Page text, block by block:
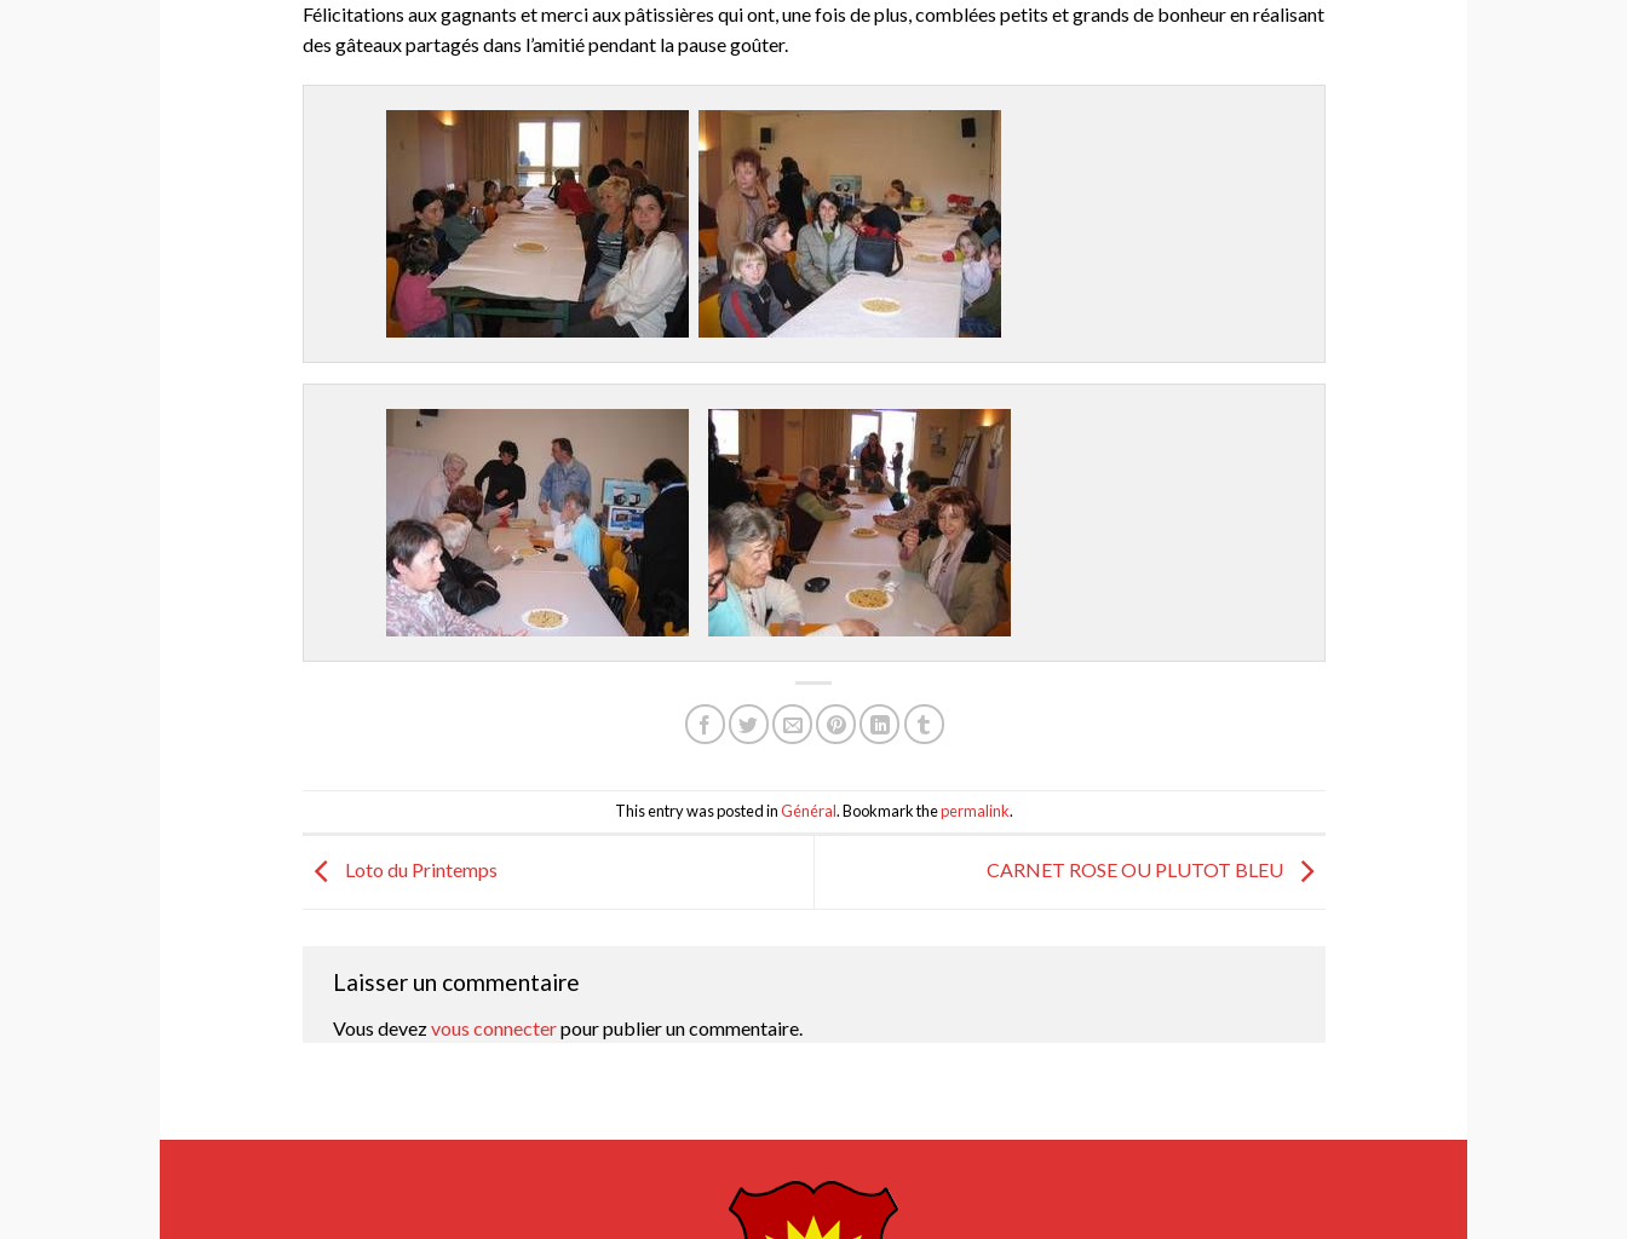
Félicitations aux gagnants et merci aux pâtissières qui ont, une fois de plus, comblées petits et grands de bonheur en réalisant
des gâteaux partagés dans l’amitié pendant la pause goûter.
This entry was posted inGénéral. Bookmark thepermalink.
Loto du Printemps CARNET ROSE OU PLUTOT BLEU
Laisser un commentaire
Vous devezvous connecterpour publier un commentaire.